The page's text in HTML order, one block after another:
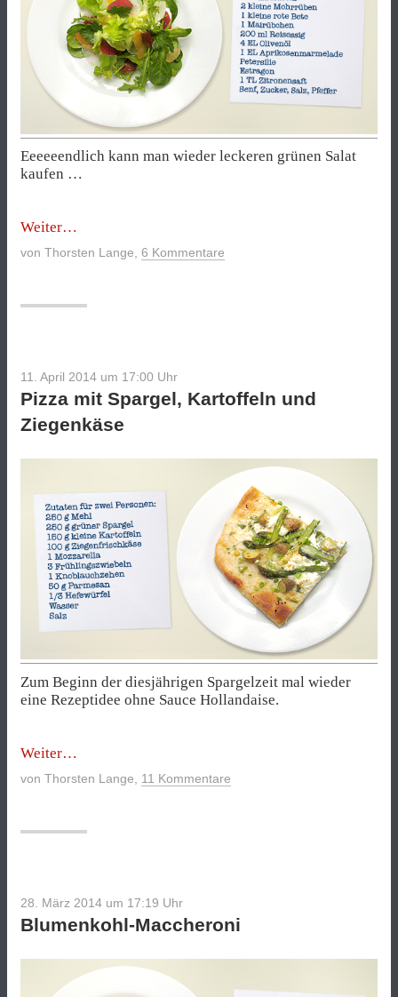
Eeeeeendlich kann man wieder leckeren grünen Salat
kaufen …
Weiter„Frühlingssalat
saurem
von Thorsten Lange, 6 Kommentare
11. April 2014 um 17:00 Uhr
Pizza mit Spargel, Kartoffeln und
Ziegenkäse
Zum Beginn der diesjährigen Spargelzeit mal wieder
eine Rezeptidee ohne Sauce Hollandaise.
Weiter„Pizza
Spargel,
von Thorsten Lange 11 Kommentare
28. März 2014 um 17:19 Uhr
Blumenkohl-Maccheroni